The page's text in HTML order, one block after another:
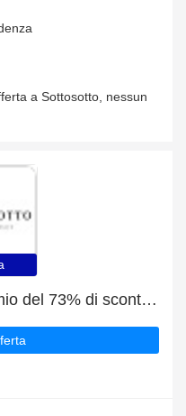
a Sottosotto, nessun
Sottosotto: enorme risparmio del 73% di sconto su tutto il sito solo per questo mese